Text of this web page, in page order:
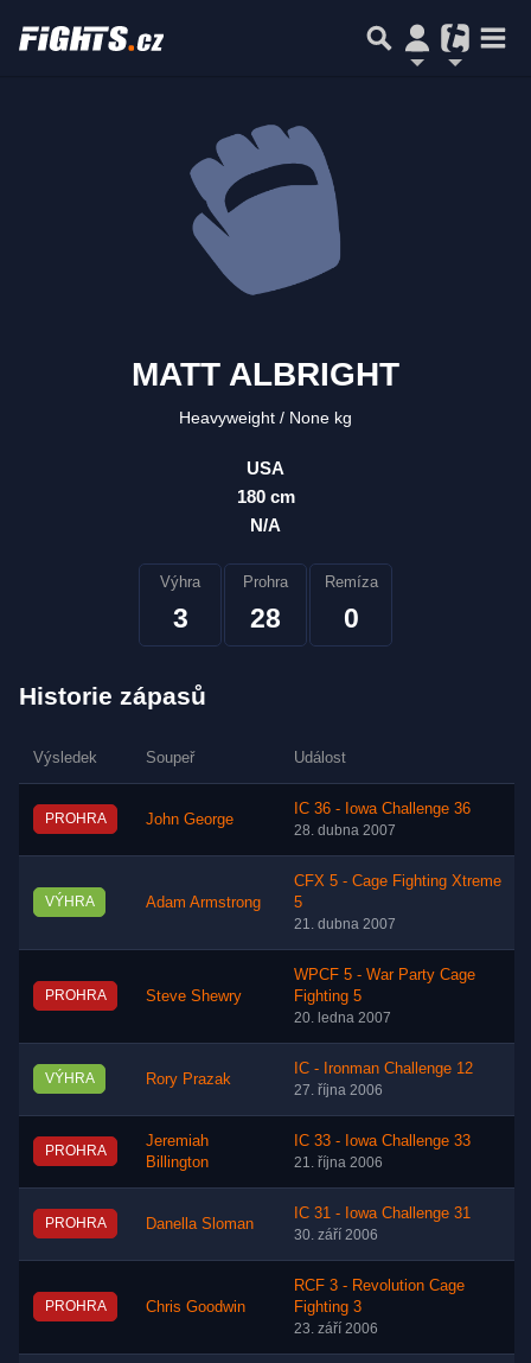
MATT ALBRIGHT
Heavyweight None kg
USA
180 cm
N/A
Výhra
3
Prohra
28
Remíza
0
Historie zápasů
Výsledek Soupeř Událost
PROHRA John George
IC 36 - Iowa Challenge 36
28. dubna 2007
VÝHRA Adam Armstrong
CFX 5 - Cage Fighting Xtreme
5
21. dubna 2007
PROHRA Steve Shewry
WPCF 5 - War Party Cage
Fighting 5
20. ledna 2007
VÝHRA Rory Prazak
IC - Ironman Challenge 12
27. října 2006
PROHRA
Jeremiah
Billington
IC 33 - Iowa Challenge 33
21. října 2006
PROHRA Danella Sloman
IC 31 - Iowa Challenge 31
30. září 2006
PROHRA Chris Goodwin
RCF 3 - Revolution Cage
Fighting 3
23. září 2006